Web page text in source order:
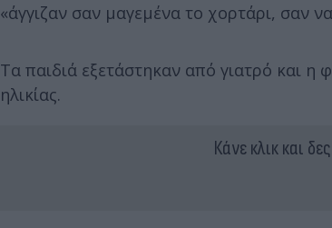
«άγγιζαν σαν μαγεμένα το χορτάρι, σαν
Τα παιδιά εξετάστηκαν από γιατρό και η
ηλικίας.
Κάνε κλικ και